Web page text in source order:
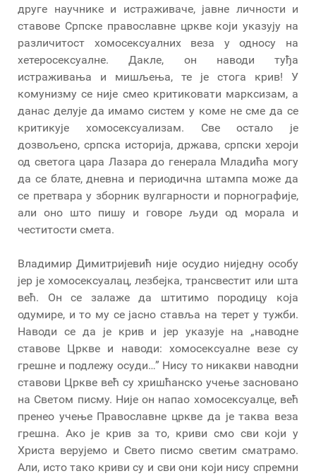
друге научнике и истраживаче, јавне личности и
ставове Српске православне цркве који указују на
различитост хомосексуалних веза у односу на
хетеросексуалне. Дакле, он наводи туђа
истраживања и мишљења, те је стога крив! У
комунизму се није смео критиковати марксизам, а
данас делује да имамо систем у коме не сме да се
критикује хомосексуализам. Све остало је
дозвољено, српска историја, држава, српски хероји
од светога цара Лазара до генерала Младића могу
да се блате, дневна и периодична штампа може да
се претвара у зборник вулгарности и порнографије,
али оно што пишу и говоре људи од морала и
честитости смета.
Владимир Димитријевић није осудио ниједну особу
јер је хомосексуалац, лезбејка, трансвестит или шта
већ. Он се залаже да штитимо породицу која
одумире, и то му се јасно ставља на терет у тужби.
Наводи се да је крив и јер указује на „наводне
ставове Цркве и наводи: хомосексуалне везе су
грешне и подлежу осуди…” Нису то никакви наводни
ставови Цркве већ су хришћанско учење засновано
на Светом писму. Није он напао хомосексуалце, већ
пренео учење Православне цркве да је таква веза
грешна. Ако је крив за то, криви смо сви који у
Христа верујемо и Свето писмо светим сматрамо.
Али, исто тако криви су и сви они који нису спремни